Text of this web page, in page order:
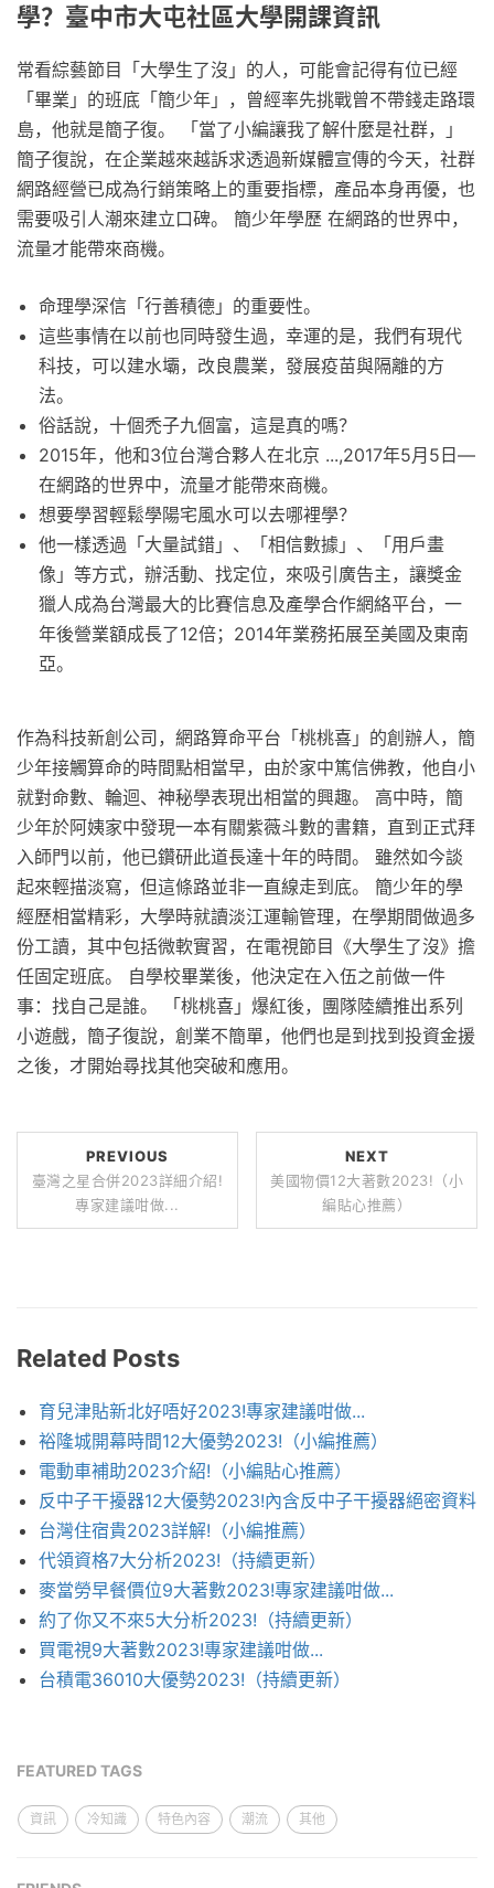
學？臺中市大屯社區大學開課資訊
常看綜藝節目「大學生了沒」的人，可能會記得有位已經
「畢業」的班底「簡少年」，曾經率先挑戰曾不帶錢走路環
島，他就是簡子復。 「當了小編讓我了解什麼是社群，」
簡子復說，在企業越來越訴求透過新媒體宣傳的今天，社群
網路經營已成為行銷策略上的重要指標，產品本身再優，也
需要吸引人潮來建立口碑。 簡少年學歷 在網路的世界中，
流量才能帶來商機。
命理學深信「行善積德」的重要性。
這些事情在以前也同時發生過，幸運的是，我們有現代
科技，可以建水壩，改良農業，發展疫苗與隔離的方
法。
俗話說，十個禿子九個富，這是真的嗎？
2015年，他和3位台灣合夥人在北京 ...,2017年5月5日—
在網路的世界中，流量才能帶來商機。
想要學習輕鬆學陽宅風水可以去哪裡學？
他一樣透過「大量試錯」、「相信數據」、「用戶畫
像」等方式，辦活動、找定位，來吸引廣告主，讓獎金
獵人成為台灣最大的比賽信息及產學合作網絡平台，一
年後營業額成長了12倍；2014年業務拓展至美國及東南
亞。
作為科技新創公司，網路算命平台「桃桃喜」的創辦人，簡
少年接觸算命的時間點相當早，由於家中篤信佛教，他自小
就對命數、輪迴、神秘學表現出相當的興趣。 高中時，簡
少年於阿姨家中發現一本有關紫薇斗數的書籍，直到正式拜
入師門以前，他已鑽研此道長達十年的時間。 雖然如今談
起來輕描淡寫，但這條路並非一直線走到底。 簡少年的學
經歷相當精彩，大學時就讀淡江運輸管理，在學期間做過多
份工讀，其中包括微軟實習，在電視節目《大學生了沒》擔
任固定班底。 自學校畢業後，他決定在入伍之前做一件
事：找自己是誰。 「桃桃喜」爆紅後，團隊陸續推出系列
小遊戲，簡子復說，創業不簡單，他們也是到找到投資金援
之後，才開始尋找其他突破和應用。
PREVIOUS
臺灣之星合併2023詳細介紹!
專家建議咁做...
NEXT
美國物價12大著數2023!（小
編貼心推薦）
Related Posts
育兒津貼新北好唔好2023!專家建議咁做...
裕隆城開幕時間12大優勢2023!（小編推薦）
電動車補助2023介紹!（小編貼心推薦）
反中子干擾器12大優勢2023!內含反中子干擾器絕密資料
台灣住宿貴2023詳解!（小編推薦）
代領資格7大分析2023!（持續更新）
麥當勞早餐價位9大著數2023!專家建議咁做...
約了你又不來5大分析2023!（持續更新）
買電視9大著數2023!專家建議咁做...
台積電36010大優勢2023!（持續更新）
FEATURED TAGS
資訊 冷知識 特色內容 潮流 其他